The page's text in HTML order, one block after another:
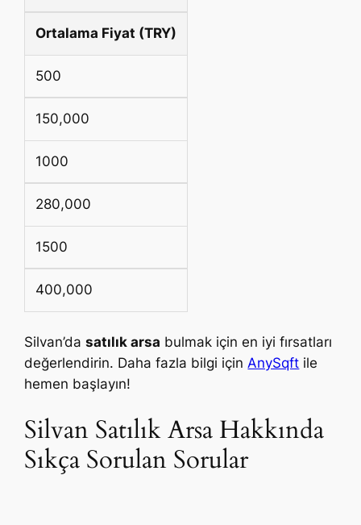
Ortalama Fiyat (TRY)
500
150,000
1000
280,000
1500
400,000
Silvan’dasatılık arsa bulmak için en iyi fırsatları
değerlendirin. Daha fazla bilgi içinAnySqft ile
hemen başlayın!
Silvan Satılık Arsa Hakkında
Sıkça Sorulan Sorular